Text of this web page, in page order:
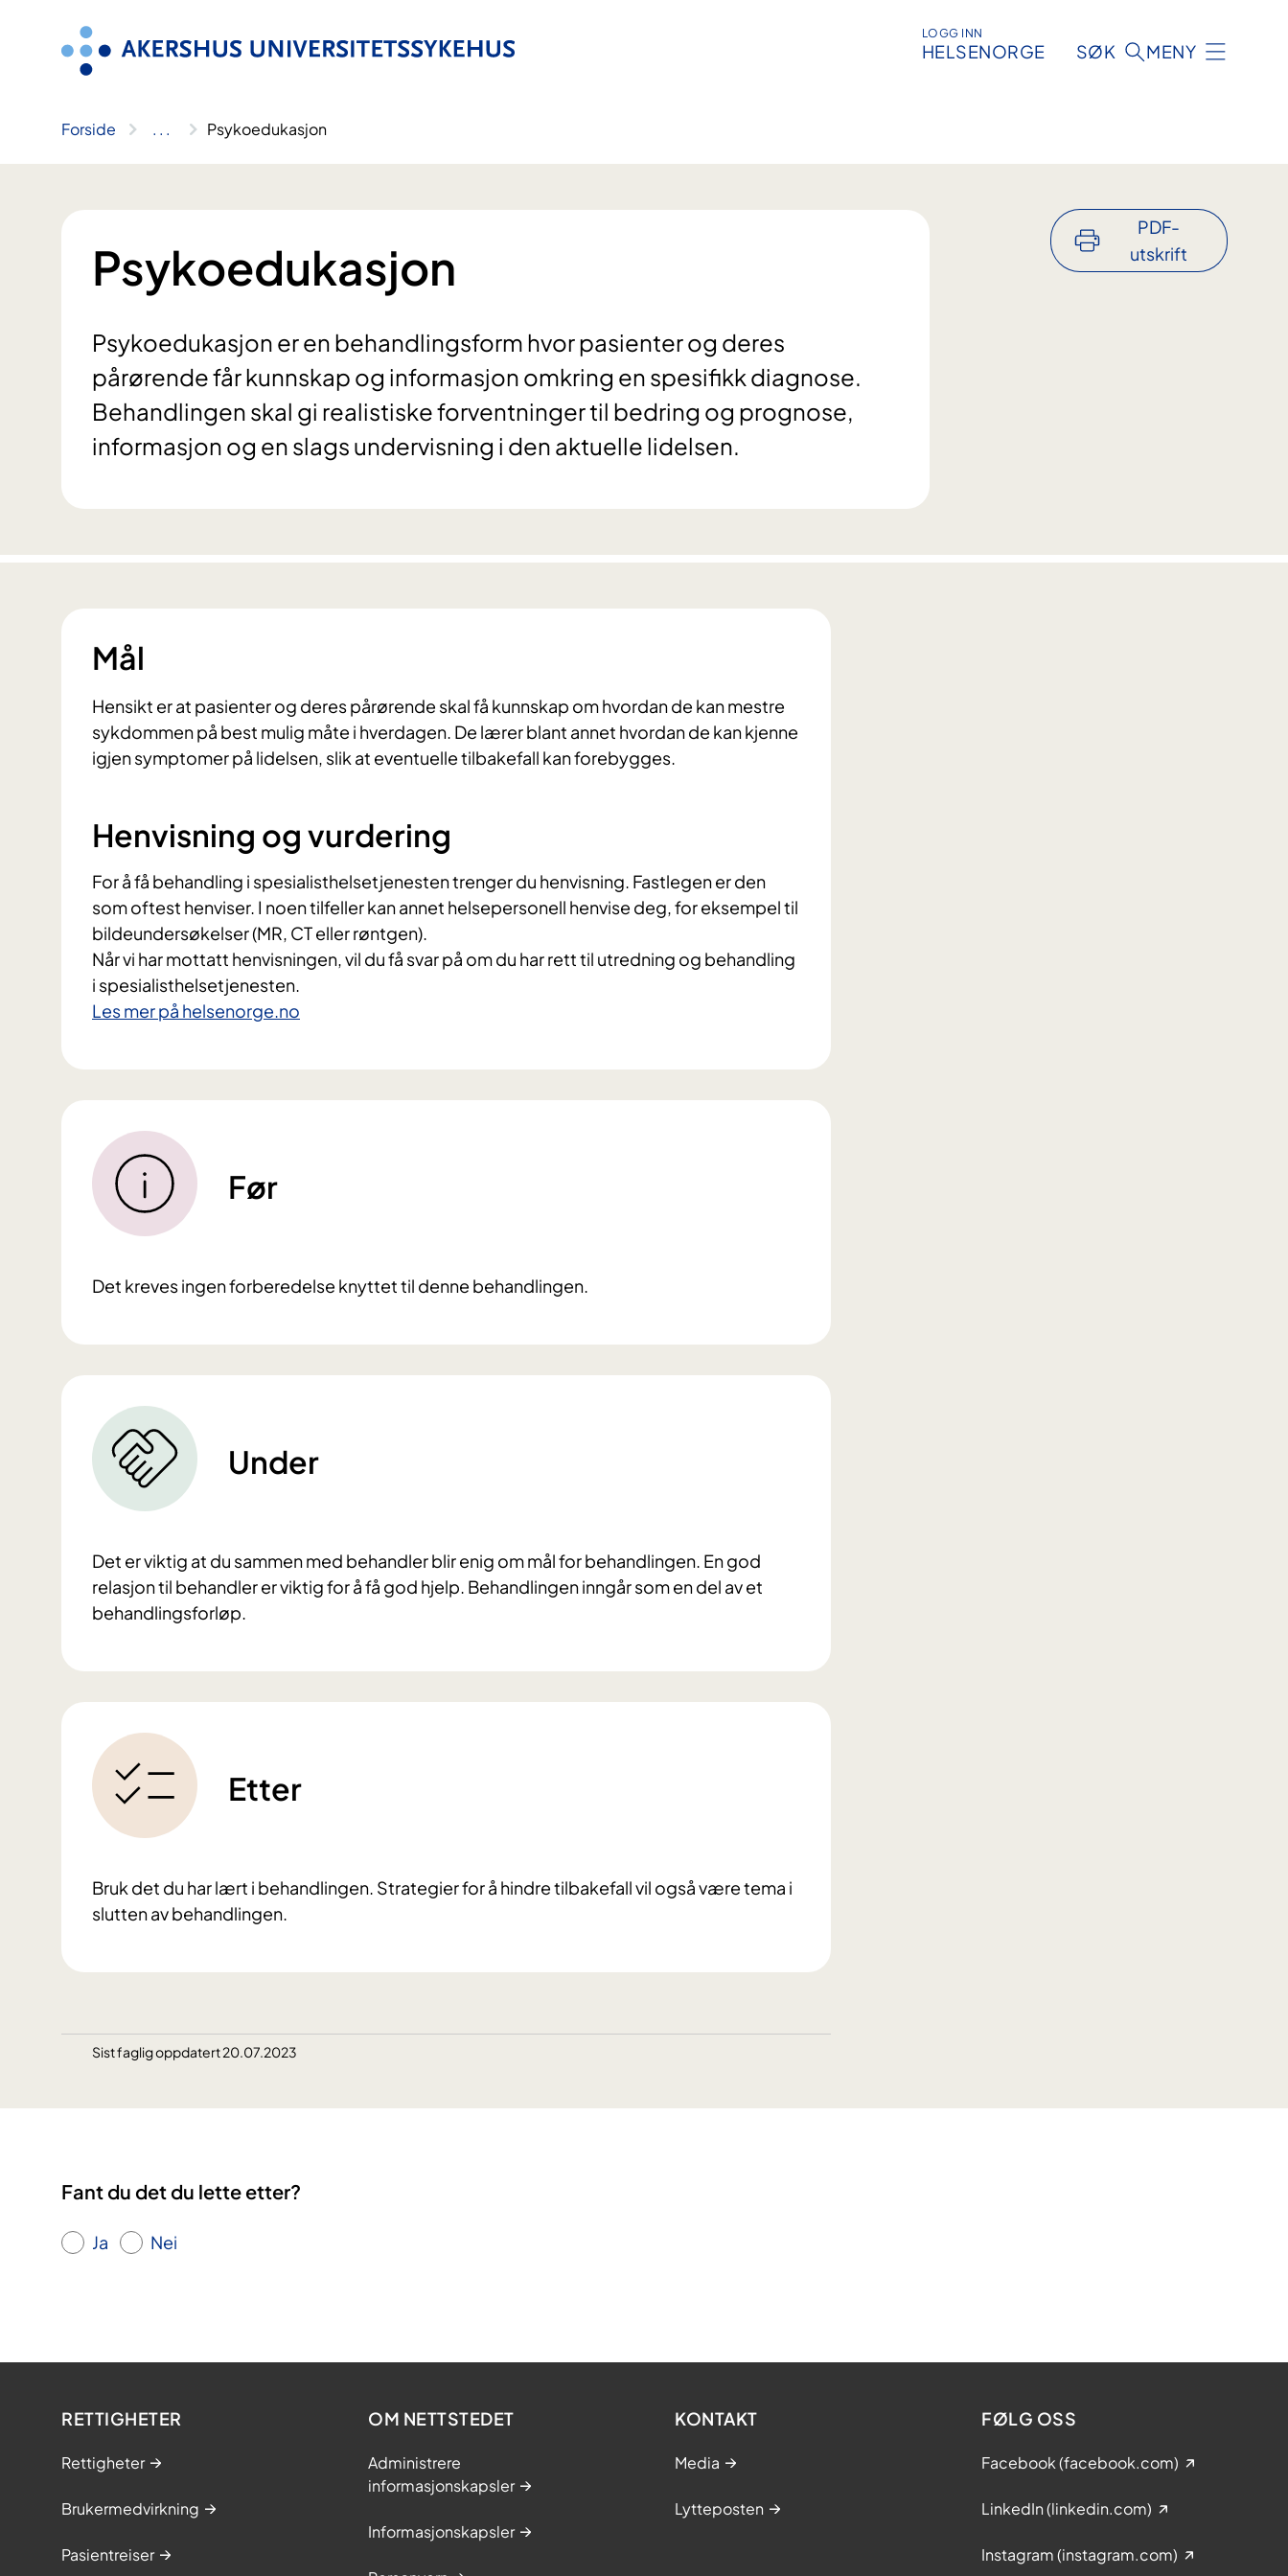
LOGG INN
HELSENORGE SØK MENY
Forside .. . Psykoedukasjon
Psykoedukasjon
Psykoedukasjon er en behandlingsform hvor pasienter og deres
pårørende får kunnskap og informasjon omkring en spesifikk diagnose.
Behandlingen skal gi realistiske forventninger til bedring og prognose,
informasjon og en slags undervisning i den aktuelle lidelsen.
PDF-
utskrift
Mål
Hensikt er at pasienter og deres pårørende skal få kunnskap om hvordan de kan mestre
sykdommen på best mulig måte i hverdagen. De lærer blant annet hvordan de kan kjenne
igjen symptomer på lidelsen, slik at eventuelle tilbakefall kan forebygges.
Henvisning og vurdering
For å få behandling i spesialisthelsetjenesten trenger du henvisning. Fastlegen er den
som oftest henviser. I noen tilfeller kan annet helsepersonell henvise deg, for eksempel til
bildeundersøkelser (MR, CT eller røntgen).
Når vi har mottatt henvisningen, vil du få svar på om du har rett til utredning og behandling
i spesialisthelsetjenesten.
Les mer på helsenorge.no
Før
Det kreves ingen forberedelse knyttet til denne behandlingen.
Under
Det er viktig at du sammen med behandler blir enig om mål for behandlingen. En god
relasjon til behandler er viktig for å få god hjelp. Behandlingen inngår som en del av et
behandlingsforløp.
Etter
Bruk det du har lært i behandlingen. Strategier for å hindre tilbakefall vil også være tema i
slutten av behandlingen.
Sist faglig oppdatert 20.07.2023
Fant du det du lette etter?
Ja Nei
RETTIGHETER
Rettigheter
Brukermedvirkning
Pasientreiser
OM NETTSTEDET
Administrere
informasjonskapsler
Informasjonskapsler
KONTAKT
Media
Lytteposten
FØLG OSS
Facebook (facebook.com)
LinkedIn (linkedin.com)
Instagram (instagram.com)